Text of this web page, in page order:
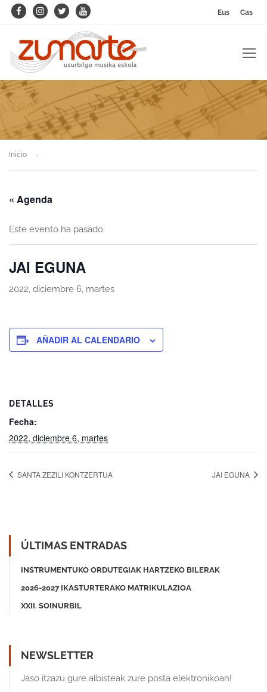
Eus Cas
Inicio
« Agenda
Este evento ha pasado.
JAI EGUNA
2022, diciembre 6, martes
AÑADIR AL CALENDARIO
DETALLES
Fecha:
2022, diciembre 6, martes
SANTA ZEZILI KONTZERTUA JAI EGUNA
ÚLTIMAS ENTRADAS
INSTRUMENTUKO ORDUTEGIAK HARTZEKO BILERAK
2026-2027 IKASTURTERAKO MATRIKULAZIOA
XXII. SOINURBIL
NEWSLETTER
Jaso itzazu gure albisteak zure posta elektronikoan!